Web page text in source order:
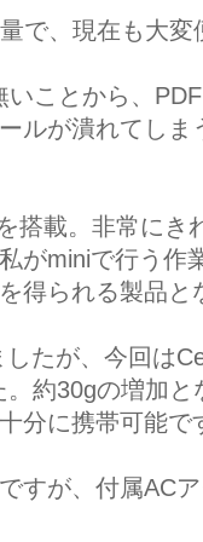
で、現在も大変
ことから、
ルが潰れてし
搭載。非常にき
がminiで行う作
得られる製品と
たが、今回は
約30gの増加
分に携帯可能で
すが、付属AC